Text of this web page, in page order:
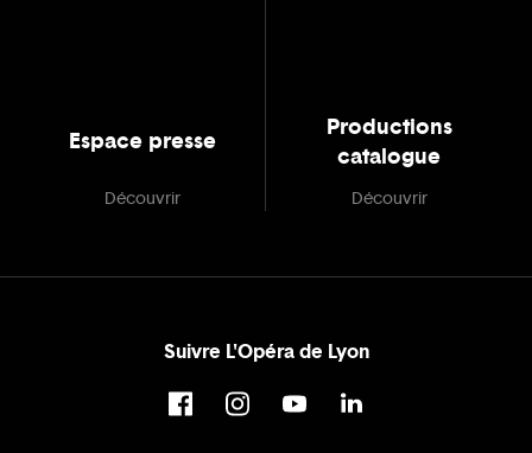
Espace presse
Découvrir
Productions
catalogue
Découvrir
Suivre L'Opéra de Lyon